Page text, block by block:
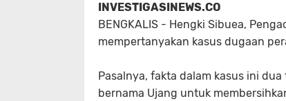
INVESTIGASINEWS.CO
BENGKALIS - Hengki Sibuea,
mempertanyakan kasus dugaan
Pasalnya, fakta dalam kasus ini
bernama Ujang untuk